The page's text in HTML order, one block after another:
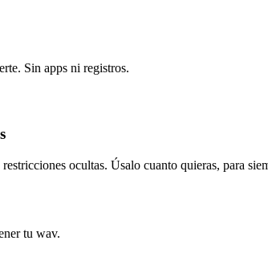
Sin apps ni registros.
ocultas. Úsalo cuanto quieras, para
tu wav.